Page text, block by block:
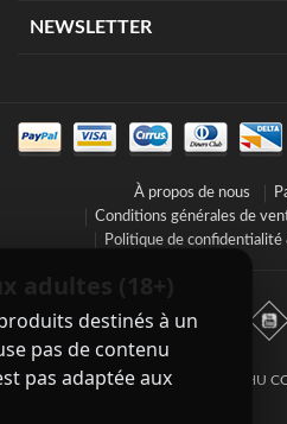
NEWSLETTER
À propos de nous
Conditions générales de
Politique de confidentialité
© 2021–2026 Nuptiaa – LIU ZHUZHU
adultes (18+)
destinés à un
pas de contenu
pas adaptée aux